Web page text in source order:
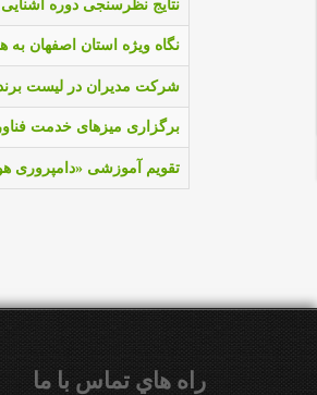
نتایج نظرسنجی دوره آشنایی نرم‌افزار مدیران ۱۰ (تحت
نگاه ویژه استان اصفهان
شرکت مدیران در لیست
برگزاری میزهای خدمت
تقویم آموزشی
راه هاي تماس با ما